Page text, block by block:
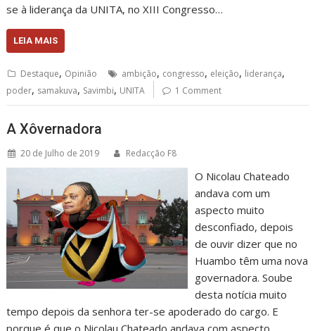
se à liderança da UNITA, no XIII Congresso…
LEIA MAIS
Destaque, Opinião ambição, congresso, eleição, liderança,
poder, samakuva, Savimbi, UNITA 1 Comment
A Xôvernadora
20 de Julho de 2019 Redacção F8
O Nicolau Chateado
andava com um
aspecto muito
desconfiado, depois
de ouvir dizer que no
Huambo têm uma nova
governadora. Soube
desta notícia muito
tempo depois da senhora ter-se apoderado do cargo. E
porque é que o Nicolau Chateado andava com aspecto